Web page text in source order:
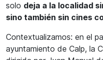
solo deja a la localidad
sino también sin cines
Contextualizamos: en el
ayuntamiento de Calp, la